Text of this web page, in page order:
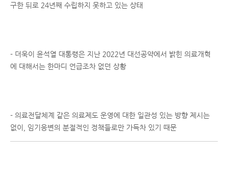
구한 뒤로 24년째 수립하지 못하고 있는 상태
- 더욱이 윤석열 대통령은 지난 2022년 대선공약에서 밝힌 의료개혁
에 대해서는 한마디 언급조차 없던 상황
- 의료전달체계 같은 의료제도 운영에 대한 일관성 있는 방향 제시는
없이, 임기응변의 분절적인 정책들로만 가득차 있기 때문